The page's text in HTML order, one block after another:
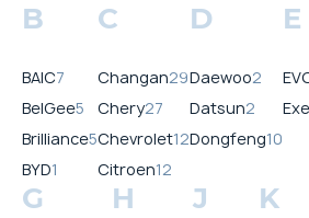
B
BAIC7
BelGee5
Brilliance5
BYD1
C
Changan29
Chery27
Chevrolet12
Citroen12
D
Daewoo2
Datsun2
Dongfeng10
E
G H J K